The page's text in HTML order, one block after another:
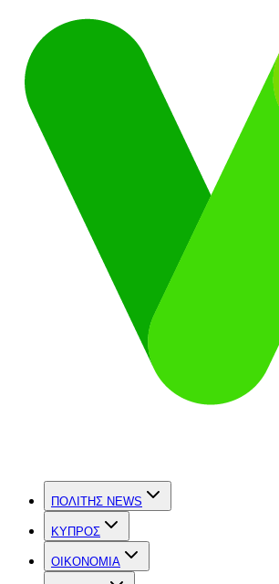
ΠΟΛΙΤΗΣ NEWS
ΚΥΠΡΟΣ
OIKONOMIA